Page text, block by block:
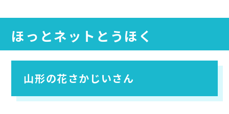
ほっとネットとうほく
山形の花さかじいさん